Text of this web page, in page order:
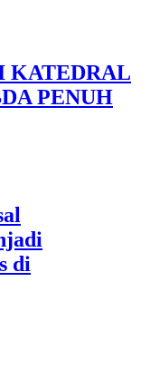
KATEDRAL
PENUH
di